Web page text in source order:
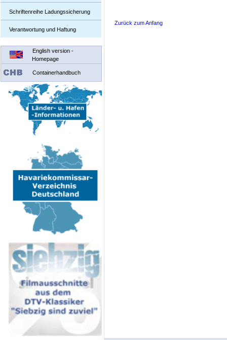
Schriftenreihe Ladungssicherung
Verantwortung und Haftung
English version -
Homepage
Containerhandbuch
Zurück zum Anfang